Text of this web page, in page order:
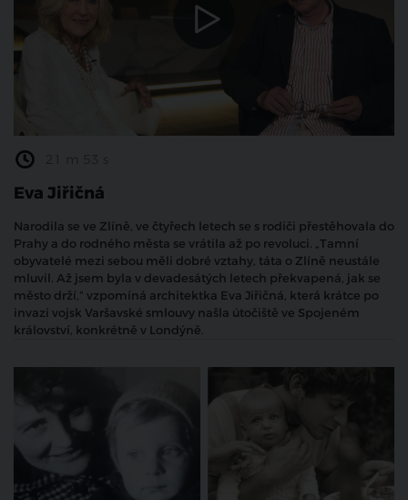
Eva Jiřičná
Narodila se ve Zlíně, ve čtyřech letech se s rodiči přestěhovala do
Prahy a do rodného města se vrátila až po revoluci. „Tamní
obyvatelé mezi sebou měli dobré vztahy, táta o Zlíně neustále
mluvil. Až jsem byla v devadesátých letech překvapená, jak se
město drží,“ vzpomíná architektka Eva Jiřičná, která krátce po
invazi vojsk Varšavské smlouvy našla útočiště ve Spojeném
království, konkrétně v Londýně.